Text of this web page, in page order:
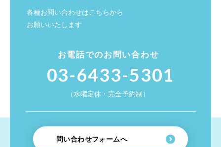
各種お問い合わせはこちらから
お願いいたします
お電話でのお問い合わせ
03-6433-5301
（水曜定休・完全予約制）
問い合わせフォームへ